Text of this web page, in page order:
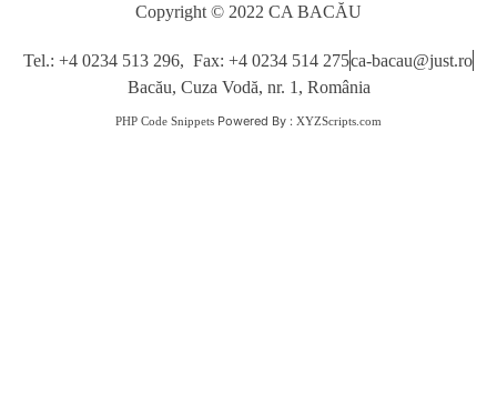
Copyright © 2022 CA BACĂU
Tel.: +4 0234 513 296, Fax: +4 0234 514 275ca-bacau@just.ro
Bacău, Cuza Vodă, nr. 1, România
PHP Code Snippets Powered By : XYZScripts.com